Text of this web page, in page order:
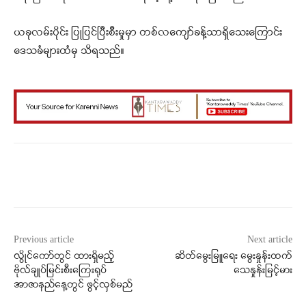
ယခုလမ်းပိုင်း ပြုပြင်ပြီးစီးမှုမှာ တစ်လကျော်ခန့်သာရှိသေးကြောင်း
ဒေသခံများထံမှ သိရသည်။
Previous article
လွိုင်ကော်တွင် ထားရှိမည့်
ဗိုလ်ချုပ်မြင်းစီးကြေးရုပ်
အာဇာနည်နေ့တွင် ဖွင့်လှစ်မည်
Next article
ဆိတ်မွေးမြူရေး မွေးနှုန်းထက်
သေနှုန်းမြင့်မား